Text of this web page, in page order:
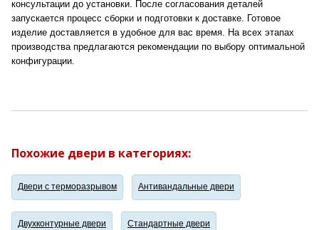
консультации до установки. После согласования деталей
запускается процесс сборки и подготовки к доставке. Готовое
изделие доставляется в удобное для вас время. На всех этапах
производства предлагаются рекомендации по выбору оптимальной
конфигурации.
Похожие двери в категориях:
Двери с терморазрывом Антивандальные двери
Двухконтурные двери Стандартные двери